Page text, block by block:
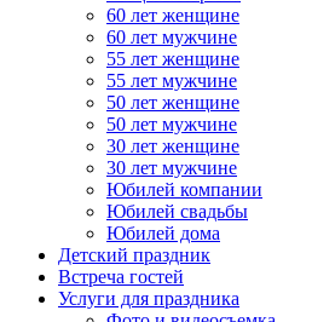
60 лет женщине
60 лет мужчине
55 лет женщине
55 лет мужчине
50 лет женщине
50 лет мужчине
30 лет женщине
30 лет мужчине
Юбилей компании
Юбилей свадьбы
Юбилей дома
Детский праздник
Встреча гостей
Услуги для праздника